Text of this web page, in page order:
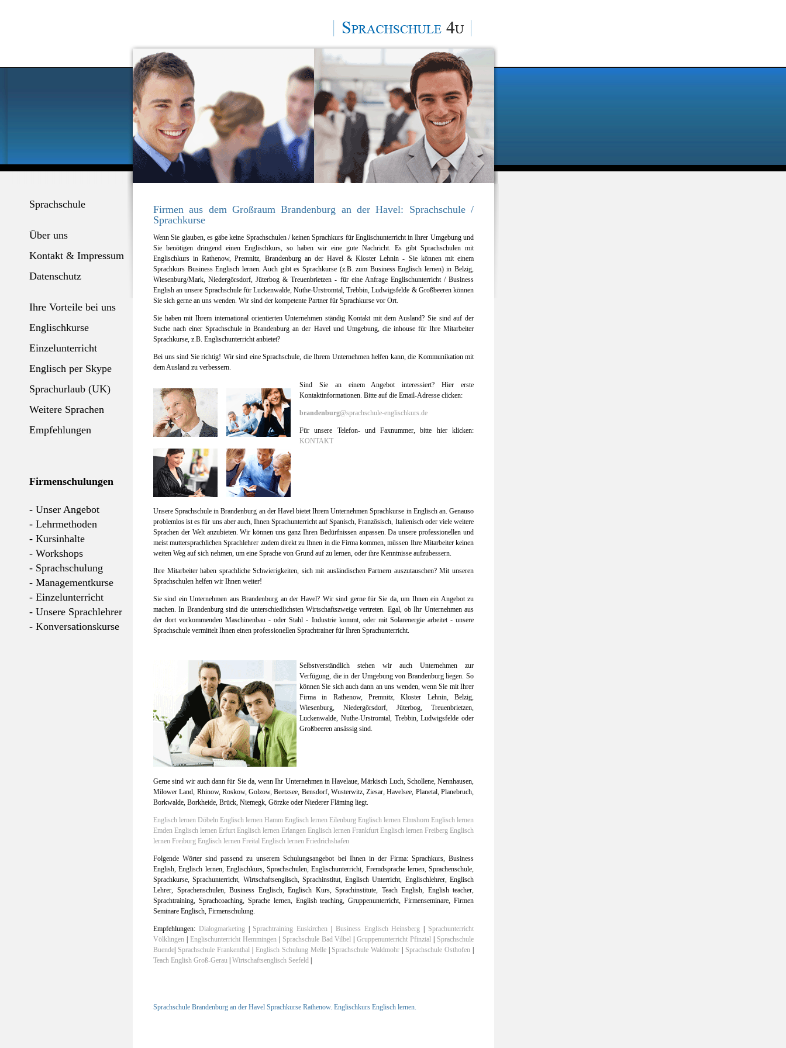
Sprachschule
Über uns
Kontakt & Impressum
Datenschutz
Ihre Vorteile bei uns
Englischkurse
Einzelunterricht
Englisch per Skype
Sprachurlaub (UK)
Weitere Sprachen
Empfehlungen
Firmenschulungen
- Unser Angebot
- Lehrmethoden
- Kursinhalte
- Workshops
- Sprachschulung
- Managementkurse
- Einzelunterricht
- Unsere Sprachlehrer
- Konversationskurse
Firmen aus dem Großraum Brandenburg an der Havel: Sprachschule /
Sprachkurse
Wenn Sie glauben, es gäbe keine Sprachschulen / keinen Sprachkurs für Englischunterricht in Ihrer Umgebung und
Sie benötigen dringend einen Englischkurs, so haben wir eine gute Nachricht. Es gibt Sprachschulen mit
Englischkurs in Rathenow, Premnitz, Brandenburg an der Havel & Kloster Lehnin - Sie können mit einem
Sprachkurs Business Englisch lernen. Auch gibt es Sprachkurse (z.B. zum Business Englisch lernen) in Belzig,
Wiesenburg/Mark, Niedergörsdorf, Jüterbog & Treuenbrietzen - für eine Anfrage Englischunterricht / Business
English an unsere Sprachschule für Luckenwalde, Nuthe-Urstromtal, Trebbin, Ludwigsfelde & Großbeeren können
Sie sich gerne an uns wenden. Wir sind der kompetente Partner für Sprachkurse vor Ort.
Sie haben mit Ihrem international orientierten Unternehmen ständig Kontakt mit dem Ausland? Sie sind auf der
Suche nach einer Sprachschule in Brandenburg an der Havel und Umgebung, die inhouse für Ihre Mitarbeiter
Sprachkurse, z.B. Englischunterricht anbietet?
Bei uns sind Sie richtig! Wir sind eine Sprachschule, die Ihrem Unternehmen helfen kann, die Kommunikation mit
dem Ausland zu verbessern.
Sind Sie an einem Angebot interessiert? Hier erste
Kontaktinformationen. Bitte auf die Email-Adresse clicken:
brandenburg@sprachschule-englischkurs.de
Für unsere Telefon- und Faxnummer, bitte hier klicken:
KONTAKT
Unsere Sprachschule in Brandenburg an der Havel bietet Ihrem Unternehmen Sprachkurse in Englisch an. Genauso
problemlos ist es für uns aber auch, Ihnen Sprachunterricht auf Spanisch, Französisch, Italienisch oder viele weitere
Sprachen der Welt anzubieten. Wir können uns ganz Ihren Bedürfnissen anpassen. Da unsere professionellen und
meist muttersprachlichen Sprachlehrer zudem direkt zu Ihnen in die Firma kommen, müssen Ihre Mitarbeiter keinen
weiten Weg auf sich nehmen, um eine Sprache von Grund auf zu lernen, oder ihre Kenntnisse aufzubessern.
Ihre Mitarbeiter haben sprachliche Schwierigkeiten, sich mit ausländischen Partnern auszutauschen? Mit unseren
Sprachschulen helfen wir Ihnen weiter!
Sie sind ein Unternehmen aus Brandenburg an der Havel? Wir sind gerne für Sie da, um Ihnen ein Angebot zu
machen. In Brandenburg sind die unterschiedlichsten Wirtschaftszweige vertreten. Egal, ob Ihr Unternehmen aus
der dort vorkommenden Maschinenbau - oder Stahl - Industrie kommt, oder mit Solarenergie arbeitet - unsere
Sprachschule vermittelt Ihnen einen professionellen Sprachtrainer für Ihren Sprachunterricht.
Selbstverständlich stehen wir auch Unternehmen zur
Verfügung, die in der Umgebung von Brandenburg liegen. So
können Sie sich auch dann an uns wenden, wenn Sie mit Ihrer
Firma in Rathenow, Premnitz, Kloster Lehnin, Belzig,
Wiesenburg, Niedergörsdorf, Jüterbog, Treuenbrietzen,
Luckenwalde, Nuthe-Urstromtal, Trebbin, Ludwigsfelde oder
Großbeeren ansässig sind.
Gerne sind wir auch dann für Sie da, wenn Ihr Unternehmen in Havelaue, Märkisch Luch, Schollene, Nennhausen,
Milower Land, Rhinow, Roskow, Golzow, Beetzsee, Bensdorf, Wusterwitz, Ziesar, Havelsee, Planetal, Planebruch,
Borkwalde, Borkheide, Brück, Niemegk, Görzke oder Niederer Fläming liegt.
Englisch lernen Döbeln Englisch lernen Hamm Englisch lernen Eilenburg Englisch lernen Elmshorn Englisch lernen
Emden Englisch lernen Erfurt Englisch lernen Erlangen Englisch lernen Frankfurt Englisch lernen Freiberg Englisch
lernen Freiburg Englisch lernen Freital Englisch lernen Friedrichshafen
Folgende Wörter sind passend zu unserem Schulungsangebot bei Ihnen in der Firma: Sprachkurs, Business
English, Englisch lernen, Englischkurs, Sprachschulen, Englischunterricht, Fremdsprache lernen, Sprachenschule,
Sprachkurse, Sprachunterricht, Wirtschaftsenglisch, Sprachinstitut, Englisch Unterricht, Englischlehrer, Englisch
Lehrer, Sprachenschulen, Business Englisch, Englisch Kurs, Sprachinstitute, Teach English, English teacher,
Sprachtraining, Sprachcoaching, Sprache lernen, English teaching, Gruppenunterricht, Firmenseminare, Firmen
Seminare Englisch, Firmenschulung.
Empfehlungen: Dialogmarketing| Sprachtraining Euskirchen Business Englisch Heinsberg
Sprachunterricht
Völklingen
Englischunterricht Hemmingen| Sprachschule Bad Vilbel |Gruppenunterricht Pfinztal
Sprachschule
Buende Sprachschule Frankenthal| Englisch Schulung Melle| Sprachschule Waldmohr Sprachschule Osthofen
Teach English Groß-Gerau Wirtschaftsenglisch Seefeld
Sprachschule Brandenburg an der Havel Sprachkurse Rathenow. Englischkurs Englisch lernen.